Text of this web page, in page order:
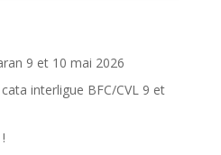
9 et 10 mai 2026
interligue BFC/CVL 9 et